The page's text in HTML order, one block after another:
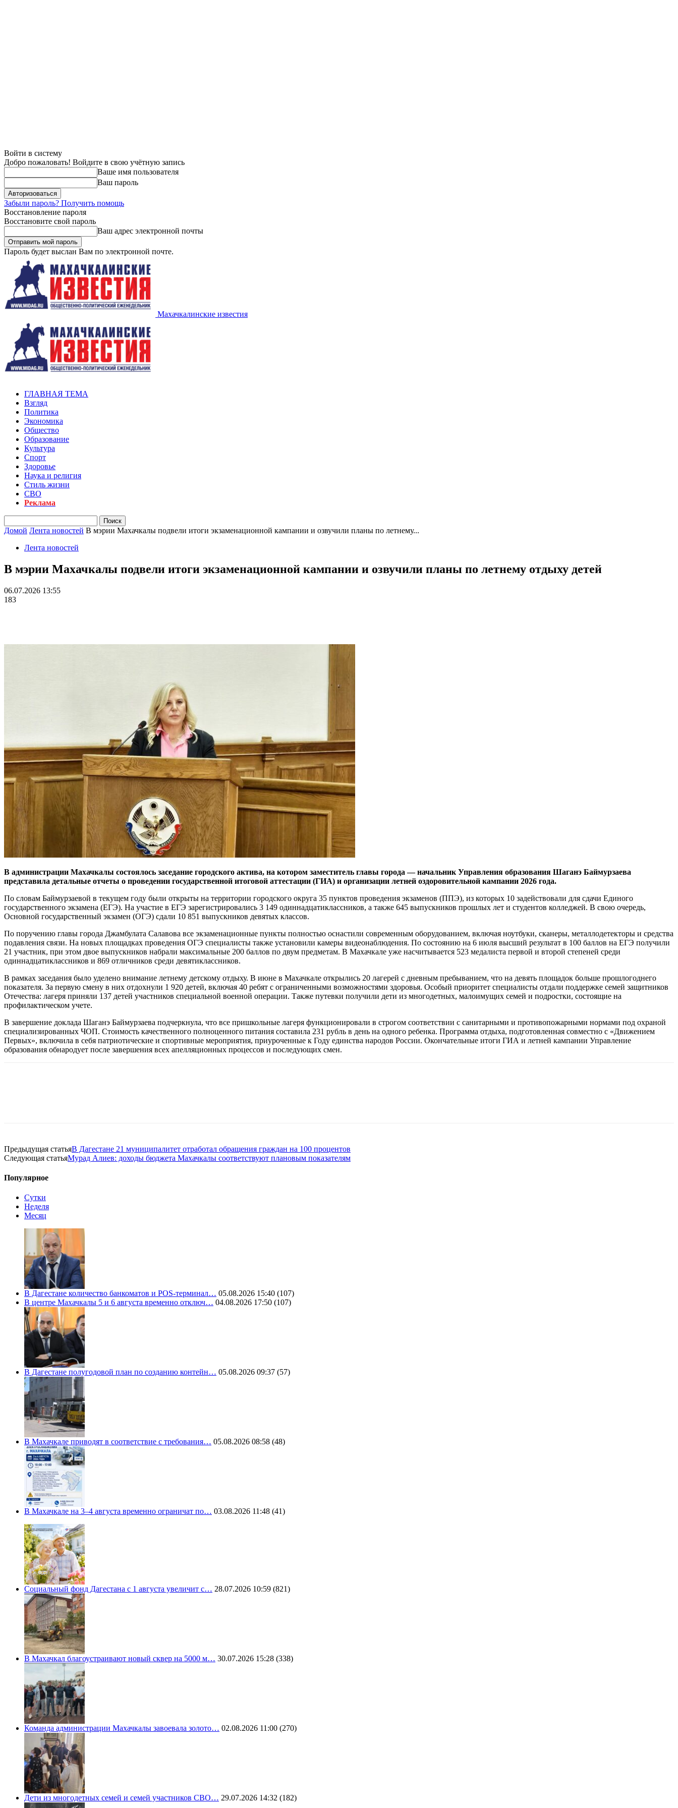
Войти в систему
Добро пожаловать! Войдите в свою учётную запись
Ваше имя пользователя
Ваш пароль
Забыли пароль? Получить помощь
Восстановление пароля
Восстановите свой пароль
Ваш адрес электронной почты
Пароль будет выслан Вам по электронной почте.
Махачкалинские известия
ГЛАВНАЯ ТЕМА
Взгляд
Политика
Экономика
Общество
Образование
Культура
Спорт
Здоровье
Наука и религия
Стиль жизни
СВО
Реклама
Домой Лента новостей В мэрии Махачкалы подвели итоги экзаменационной кампании и озвучили планы по летнему...
Лента новостей
В мэрии Махачкалы подвели итоги экзаменационной кампании и озвучили планы по летнему отдыху детей
06.07.2026 13:55
183
В администрации Махачкалы состоялось заседание городского актива, на котором заместитель главы города — начальник Управления образования Шаганэ Баймурзаева
представила детальные отчеты о проведении государственной итоговой аттестации (ГИА) и организации летней оздоровительной кампании 2026 года.
По словам Баймурзаевой в текущем году были открыты на территории городского округа 35 пунктов проведения экзаменов (ППЭ), из которых 10 задействовали для сдачи Единого
государственного экзамена (ЕГЭ). На участие в ЕГЭ зарегистрировались 3 149 одиннадцатиклассников, а также 645 выпускников прошлых лет и студентов колледжей. В свою очередь,
Основной государственный экзамен (ОГЭ) сдали 10 851 выпускников девятых классов.
По поручению главы города Джамбулата Салавова все экзаменационные пункты полностью оснастили современным оборудованием, включая ноутбуки, сканеры, металлодетекторы и средства
подавления связи. На новых площадках проведения ОГЭ специалисты также установили камеры видеонаблюдения. По состоянию на 6 июля высший результат в 100 баллов на ЕГЭ получили
21 участник, при этом двое выпускников набрали максимальные 200 баллов по двум предметам. В Махачкале уже насчитывается 523 медалиста первой и второй степеней среди
одиннадцатиклассников и 869 отличников среди девятиклассников.
В рамках заседания было уделено внимание летнему детскому отдыху. В июне в Махачкале открылись 20 лагерей с дневным пребыванием, что на девять площадок больше прошлогоднего
показателя. За первую смену в них отдохнули 1 920 детей, включая 40 ребят с ограниченными возможностями здоровья. Особый приоритет специалисты отдали поддержке семей защитников
Отечества: лагеря приняли 137 детей участников специальной военной операции. Также путевки получили дети из многодетных, малоимущих семей и подростки, состоящие на
профилактическом учете.
В завершение доклада Шаганэ Баймурзаева подчеркнула, что все пришкольные лагеря функционировали в строгом соответствии с санитарными и противопожарными нормами под охраной
специализированных ЧОП. Стоимость качественного полноценного питания составила 231 рубль в день на одного ребенка. Программа отдыха, подготовленная совместно с «Движением
Первых», включила в себя патриотические и спортивные мероприятия, приуроченные к Году единства народов России. Окончательные итоги ГИА и летней кампании Управление
образования обнародует после завершения всех апелляционных процессов и последующих смен.
Предыдущая статьяВ Дагестане 21 муниципалитет отработал обращения граждан на 100 процентов
Следующая статьяМурад Алиев: доходы бюджета Махачкалы соответствуют плановым показателям
Популярное
Сутки
Неделя
Месяц
В Дагестане количество банкоматов и POS-терминал… 05.08.2026 15:40 (107)
В центре Махачкалы 5 и 6 августа временно отключ… 04.08.2026 17:50 (107)
В Дагестане полугодовой план по созданию контейн… 05.08.2026 09:37 (57)
В Махачкале приводят в соответствие с требования… 05.08.2026 08:58 (48)
В Махачкале на 3–4 августа временно ограничат по… 03.08.2026 11:48 (41)
Социальный фонд Дагестана с 1 августа увеличит с… 28.07.2026 10:59 (821)
В Махачкал благоустраивают новый сквер на 5000 м… 30.07.2026 15:28 (338)
Команда администрации Махачкалы завоевала золото… 02.08.2026 11:00 (270)
Дети из многодетных семей и семей участников СВО… 29.07.2026 14:32 (182)